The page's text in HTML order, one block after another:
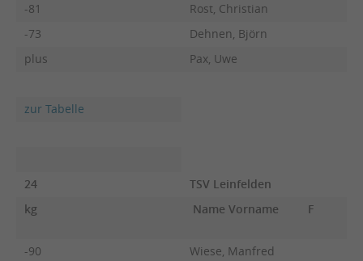
-81
Rost, Christian
-73
Dehnen, Björn
plus
Pax, Uwe
zur Tabelle
24
TSV Leinfelden
kg
Name Vorname F
-90
Wiese, Manfred